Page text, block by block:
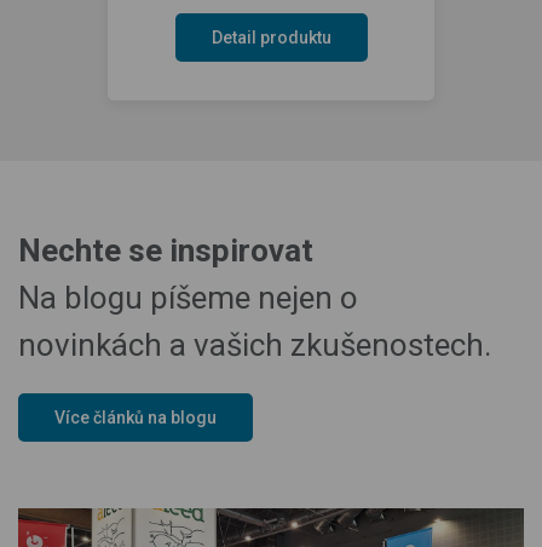
Detail produktu
Nechte se inspirovat
Na blogu píšeme nejen o
novinkách a vašich zkušenostech.
Více článků na blogu